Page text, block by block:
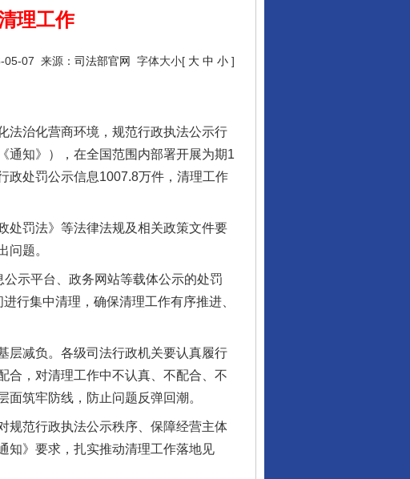
理工作
05-07 来源： 司法部官网 字体大小[ 大 中 小 ]
治化营商环境，规范行政执法公示行
通知》），在全国范围内部署开展为期1
政处罚公示信息1007.8万件，清理工作
罚法》等法律法规及相关政策文件要
问题。
示平台、政务网站等载体公示的处罚
行集中清理，确保清理工作有序推进、
减负。各级司法行政机关要认真履行
合，对清理工作中不认真、不配合、不
筑牢防线，防止问题反弹回潮。
范行政执法公示秩序、保障经营主体
知》要求，扎实推动清理工作落地见